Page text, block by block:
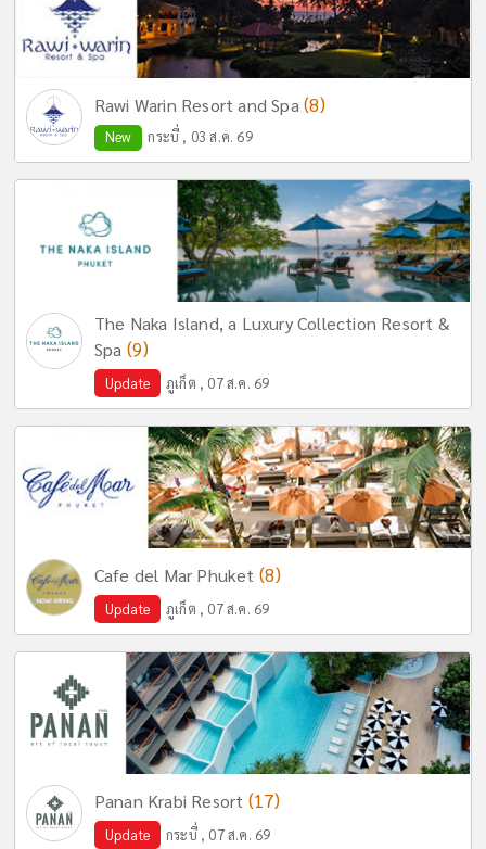
Rawi Warin Resort and Spa (8)
New กระบี่ , 03 ส.ค. 69
The Naka Island, a Luxury Collection Resort &
Spa (9)
Update ภูเก็ต , 07 ส.ค. 69
Cafe del Mar Phuket (8)
Update ภูเก็ต , 07 ส.ค. 69
Panan Krabi Resort (17)
Update กระบี่ , 07 ส.ค. 69